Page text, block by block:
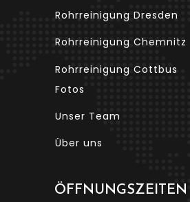
Rohrreinigung Dresden
Rohrreinigung Chemnitz
Rohrreinigung Cottbus
Fotos
Unser Team
Über uns
ÖFFNUNGSZEITEN